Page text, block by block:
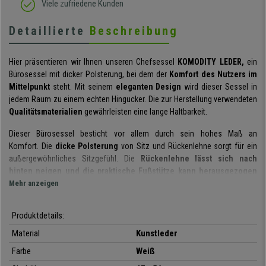
Viele zufriedene Kunden
Detaillierte Beschreibung
Hier präsentieren wir Ihnen unseren Chefsessel KOMODITY LEDER, ein
Bürosessel mit dicker Polsterung, bei dem der Komfort des Nutzers im
Mittelpunkt steht. Mit seinem eleganten Design wird dieser Sessel in
jedem Raum zu einem echten Hingucker. Die zur Herstellung verwendeten
Qualitätsmaterialien gewährleisten eine lange Haltbarkeit.
Dieser Bürosessel besticht vor allem durch sein hohes Maß an
Komfort. Die dicke Polsterung von Sitz und Rückenlehne sorgt für ein
außergewöhnliches Sitzgefühl. Die Rückenlehne lässt sich nach
hinten neigen und die praktische Fußstütze kann herausgezogen
werden, sodass Sie sich auch mal entspannt ausruhen und die Füße
gleichbleibende Stützfunktion des Rückens gewährleistet. Die
gepolsterten Armlehnen
bieten eine zusätzliche Stütze und das lange
Arbeiten im Sitzen wird in diesem Chefsessel wie im Flug vergehen. Diese
Mehr anzeigen
Produktdetails:
Material
Kunstleder
Farbe
Weiß